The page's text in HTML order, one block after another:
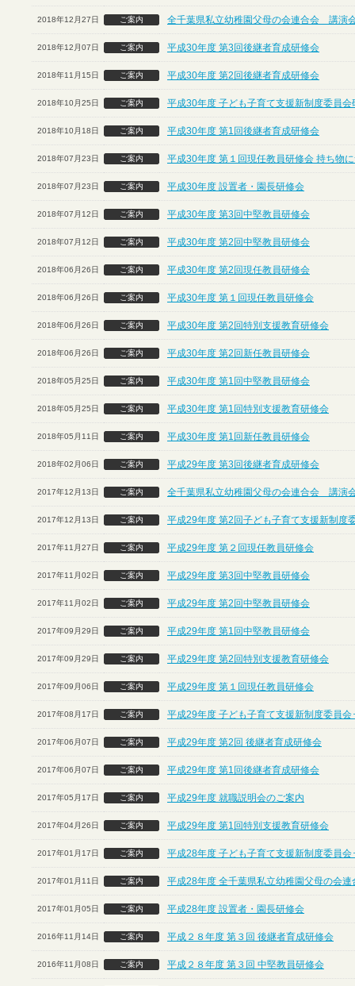
2018年12月27日 ご案内 全千葉県私立幼稚園父母の会連合会 講演
2018年12月07日 ご案内 平成30年度 第3回後継者育成研修会
2018年11月15日 ご案内 平成30年度 第2回後継者育成研修会
2018年10月25日 ご案内 平成30年度 子ども子育て支援新制度委員会
2018年10月18日 ご案内 平成30年度 第1回後継者育成研修会
2018年07月23日 ご案内 平成30年度 第１回現任教員研修会 持ち物
2018年07月23日 ご案内 平成30年度 設置者・園長研修会
2018年07月12日 ご案内 平成30年度 第3回中堅教員研修会
2018年07月12日 ご案内 平成30年度 第2回中堅教員研修会
2018年06月26日 ご案内 平成30年度 第2回現任教員研修会
2018年06月26日 ご案内 平成30年度 第１回現任教員研修会
2018年06月26日 ご案内 平成30年度 第2回特別支援教育研修会
2018年06月26日 ご案内 平成30年度 第2回新任教員研修会
2018年05月25日 ご案内 平成30年度 第1回中堅教員研修会
2018年05月25日 ご案内 平成30年度 第1回特別支援教育研修会
2018年05月11日 ご案内 平成30年度 第1回新任教員研修会
2018年02月06日 ご案内 平成29年度 第3回後継者育成研修会
2017年12月13日 ご案内 全千葉県私立幼稚園父母の会連合会 講演
2017年12月13日 ご案内 平成29年度 第2回子ども子育て支援新制度
2017年11月27日 ご案内 平成29年度 第２回現任教員研修会
2017年11月02日 ご案内 平成29年度 第3回中堅教員研修会
2017年11月02日 ご案内 平成29年度 第2回中堅教員研修会
2017年09月29日 ご案内 平成29年度 第1回中堅教員研修会
2017年09月29日 ご案内 平成29年度 第2回特別支援教育研修会
2017年09月06日 ご案内 平成29年度 第１回現任教員研修会
2017年08月17日 ご案内 平成29年度 子ども子育て支援新制度委員会
2017年06月07日 ご案内 平成29年度 第2回 後継者育成研修会
2017年06月07日 ご案内 平成29年度 第1回後継者育成研修会
2017年05月17日 ご案内 平成29年度 就職説明会のご案内
2017年04月26日 ご案内 平成29年度 第1回特別支援教育研修会
2017年01月17日 ご案内 平成28年度 子ども子育て支援新制度委員
2017年01月11日 ご案内 平成28年度 全千葉県私立幼稚園父母の会
2017年01月05日 ご案内 平成28年度 設置者・園長研修会
2016年11月14日 ご案内 平成２８年度 第３回 後継者育成研修会
2016年11月08日 ご案内 平成２８年度 第３回 中堅教員研修会